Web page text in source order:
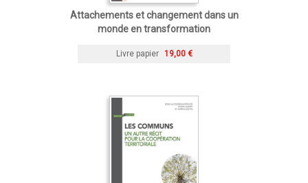
Attachements et changement dans un
monde en transformation
Livre papier 19,00 €